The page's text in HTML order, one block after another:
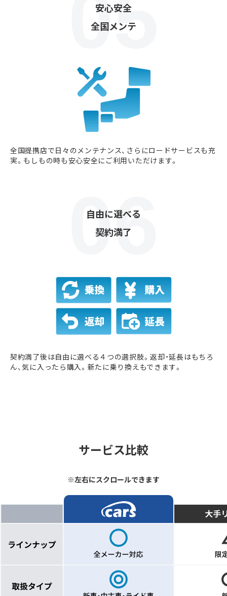
安心安全
全国メンテ
全国提携店で日々のメンテナンス、さらにロードサービスも充
実。もしもの時も安心安全にご利用いただけます。
自由に選べる
契約満了
契約満了後は自由に選べる４つの選択肢。返却・延長はもちろ
ん、気に入ったら購入。新たに乗り換えもできます。
サービス比較
※左右にスクロールできます